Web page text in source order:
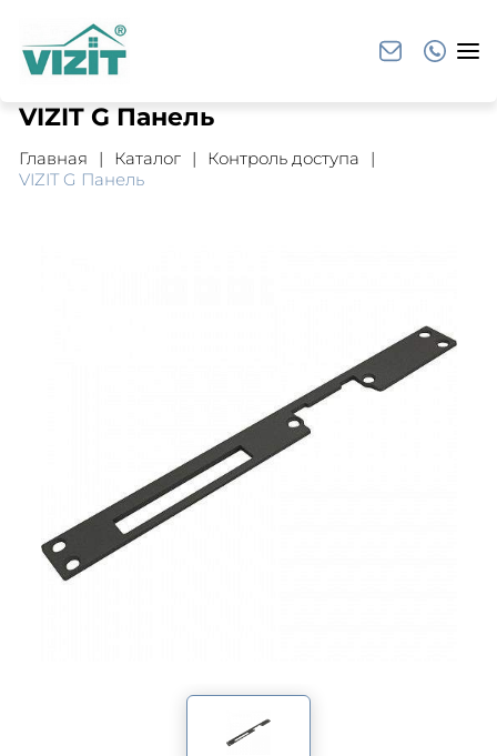
VIZIT G Панель
Главная Каталог
Контроль доступа
VIZIT G Панель